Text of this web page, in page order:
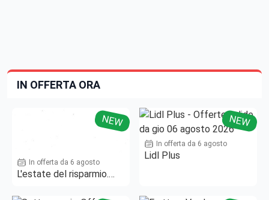
IN OFFERTA ORA
NEW
In offerta da 6 agosto
L'estate del risparmio.
NEW
In offerta da 6 agosto
Lidl Plus